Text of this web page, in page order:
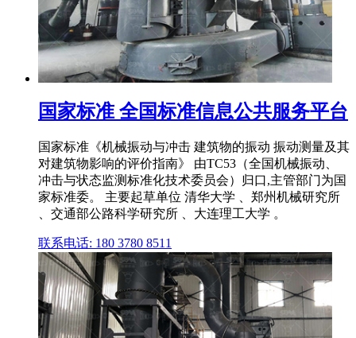
国家标准 全国标准信息公共服务平台
国家标准《机械振动与冲击 建筑物的振动 振动测量及其
对建筑物影响的评价指南》 由TC53（全国机械振动、
冲击与状态监测标准化技术委员会）归口,主管部门为国
家标准委。 主要起草单位 清华大学 、郑州机械研究所
、交通部公路科学研究所 、大连理工大学 。
联系电话: 180 3780 8511